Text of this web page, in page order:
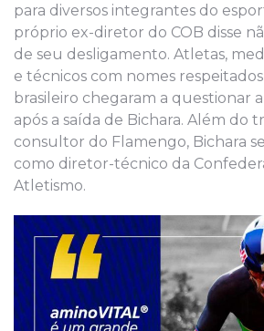
para diversos integrantes do
próprio ex-diretor do COB disse
de seu desligamento. Atletas,
e técnicos com nomes
brasileiro chegaram a questionar
após a saída de Bichara. Além do
consultor do Flamengo, Bichara
como diretor-técnico da
Atletismo.